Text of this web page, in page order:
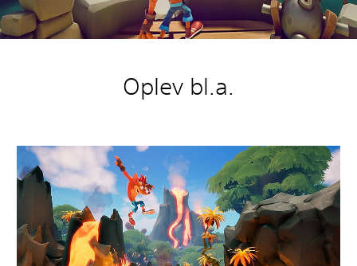
Oplev bl.a.